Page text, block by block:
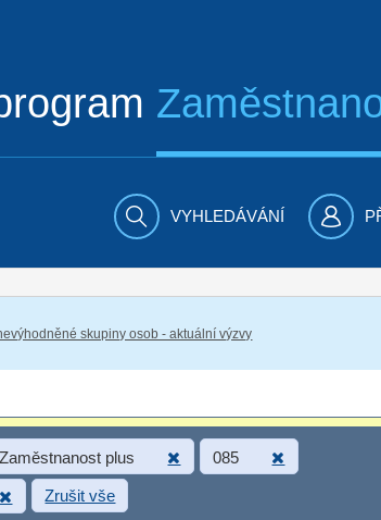
VYHLEDÁVÁNÍ
skupiny osob - aktuální výzvy
plus 085
Zrušit vše